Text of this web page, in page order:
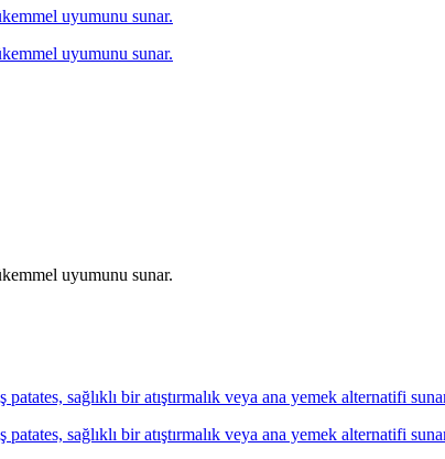
uyumunu sunar.
uyumunu sunar.
uyumunu sunar.
sağlıklı bir atıştırmalık veya ana yemek alternatifi
sağlıklı bir atıştırmalık veya ana yemek alternatifi